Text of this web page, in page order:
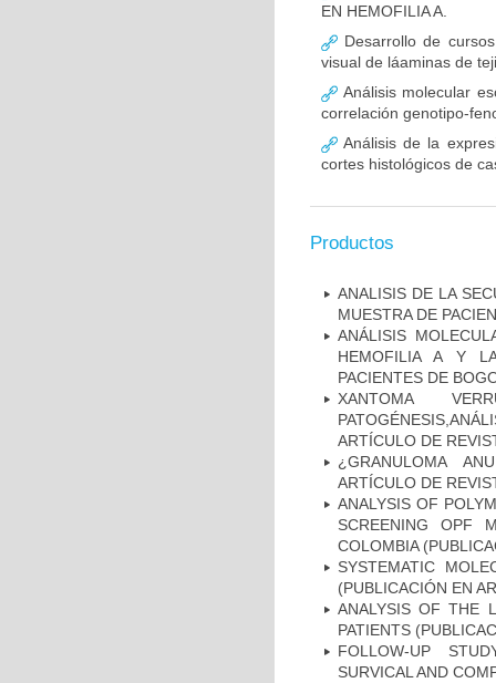
EN HEMOFILIA A.
Desarrollo de
visual de láaminas de
Análisis molecular
correlación genotipo-
Análisis de la
cortes histológicos de
Productos
ANALISIS DE LA
MUESTRA DE
ANÁLISIS
HEMOFILIA A Y
PACIENTES DE
XANTOMA
ARTÍCULO DE
¿GRANULOMA
ARTÍCULO DE
ANALYSIS OF
SCREENING OPF
COLOMBIA
SYSTEMATIC
(PUBLICACIÓN EN
ANALYSIS OF THE
PATIENTS
FOLLOW-UP
SURVICAL AND